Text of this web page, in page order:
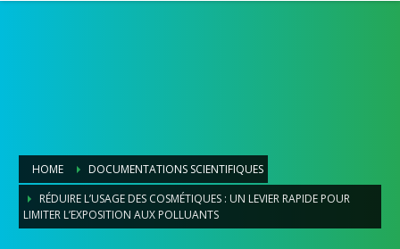
HOME
DOCUMENTATIONS SCIENTIFIQUES
RÉDUIRE L’USAGE DES COSMÉTIQUES : UN LEVIER RAPIDE POUR
LIMITER L’EXPOSITION AUX POLLUANTS